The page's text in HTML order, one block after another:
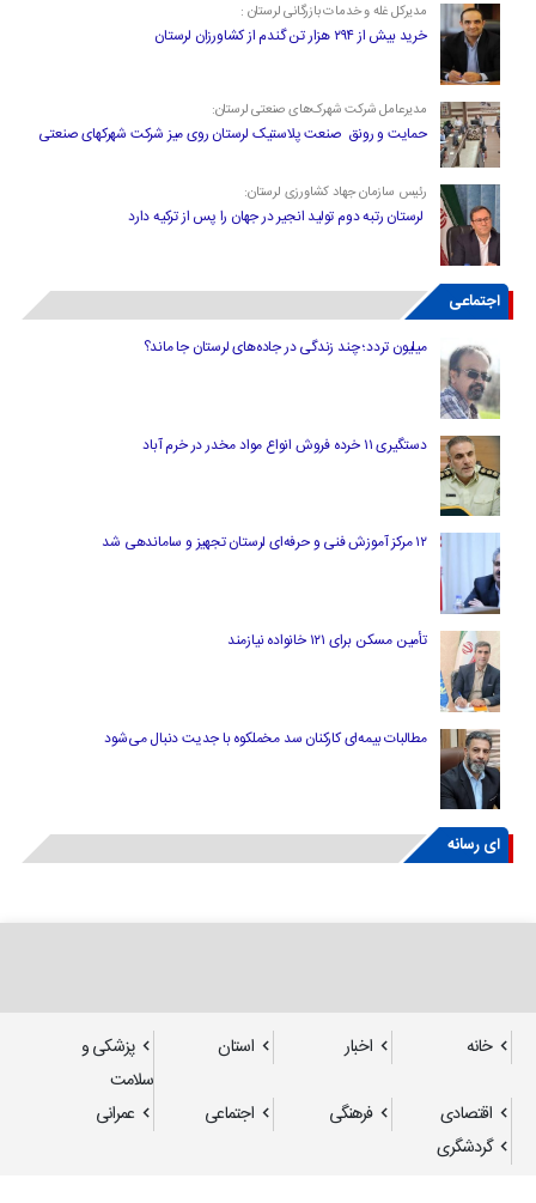
مدیرکل غله و خدمات بازرگانی لرستان :
خرید بیش از ۲۹۴ هزار تن گندم از کشاورزان لرستان
مدیرعامل شرکت شهرک‌های صنعتی لرستان:
حمایت و رونق صنعت پلاستیک لرستان روی میز شرکت شهرکهای صنعتی
رئیس سازمان جهاد کشاورزی لرستان:
لرستان رتبه دوم تولید انجیر در جهان را پس از ترکیه دارد
اجتماعی
میلیون تردد؛ چند زندگی در جاده‌های لرستان جا ماند؟
دستگیری ۱۱ خرده فروش انواع مواد مخدر در خرم آباد
۱۲ مرکز آموزش فنی و حرفه‌ای لرستان تجهیز و ساماندهی شد
تأمین مسکن برای ۱۲۱ خانواده نیازمند
مطالبات بیمه‌ای کارکنان سد مخملکوه با جدیت دنبال می‌شود
ای رسانه
خانه اخبار استان
پزشکی و
سلامت
اقتصادی
فرهنگی اجتماعی
عمرانی
گردشگری